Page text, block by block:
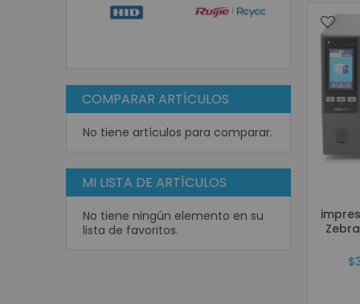
COMPARAR ARTÍCULOS
No tiene artículos para comparar.
MI LISTA DE ARTÍCULOS
No tiene ningún elemento en su
lista de favoritos.